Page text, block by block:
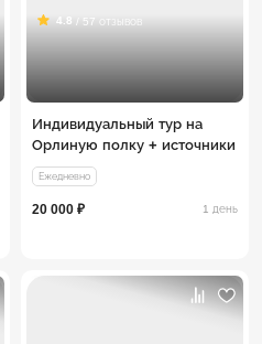
4.8 / 57 отзывов
Индивидуальный тур на
Орлиную полку + источники
Ежедневно
20 000 ₽ 1 день